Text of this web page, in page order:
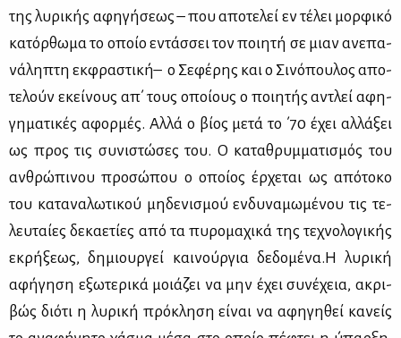
της λυ­ρι­κής αφη­γή­σε­ως – που απο­τε­λεί εν τέ­λει μορ­φι­κό
κα­τόρ­θω­μα το οποίο εντάσ­σει τον ποι­η­τή σε μιαν ανε­πα­
νά­λη­πτη εκ­φρα­στι­κή– ο Σε­φέ­ρης και ο Σι­νό­που­λος απο­
τε­λούν εκεί­νους απ΄ τους οποί­ους ο ποι­η­τής αντλεί αφη­
γη­μα­τι­κές αφορ­μές. Αλ­λά ο βί­ος με­τά το ΄70 έχει αλ­λά­ξει
ως προς τις συ­νι­στώ­σες του. Ο κα­τα­θρυμ­μα­τι­σμός του
αν­θρώ­πι­νου προ­σώ­που ο οποί­ος έρ­χε­ται ως από­το­κο
του κα­τα­να­λω­τι­κού μη­δε­νι­σμού εν­δυ­να­μω­μέ­νου τις τε­
λευ­ταί­ες δε­κα­ε­τί­ες από τα πυ­ρο­μα­χι­κά της τε­χνο­λο­γι­κής
εκρή­ξε­ως, δη­μιουρ­γεί και­νούρ­για δε­δο­μέ­να.Η λυ­ρι­κή
αφή­γη­ση εξω­τε­ρι­κά μοιά­ζει να μην έχει συ­νέ­χεια, ακρι­
βώς διό­τι η λυ­ρι­κή πρό­κλη­ση εί­ναι να αφη­γη­θεί κα­νείς